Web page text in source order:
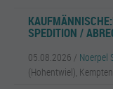
SPEDITION /
05.08.2026 / Noerpel
(Hohentwiel),